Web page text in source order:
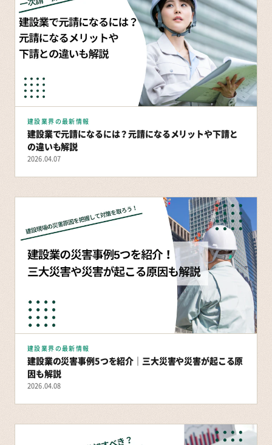
建設業界の最新情報
建設業で元請になるには？元請になるメリットや下請と
の違いも解説
2026.04.07
建設業界の最新情報
建設業の災害事例5つを紹介｜三大災害や災害が起こる原
因も解説
2026.04.08